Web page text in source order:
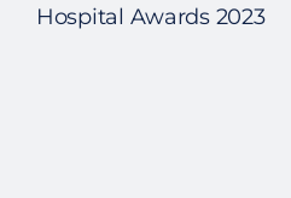
Hospital Awards 2023